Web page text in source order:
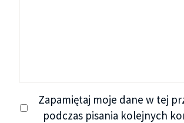
Zapamiętaj moje dane w tej
podczas pisania kolejnych